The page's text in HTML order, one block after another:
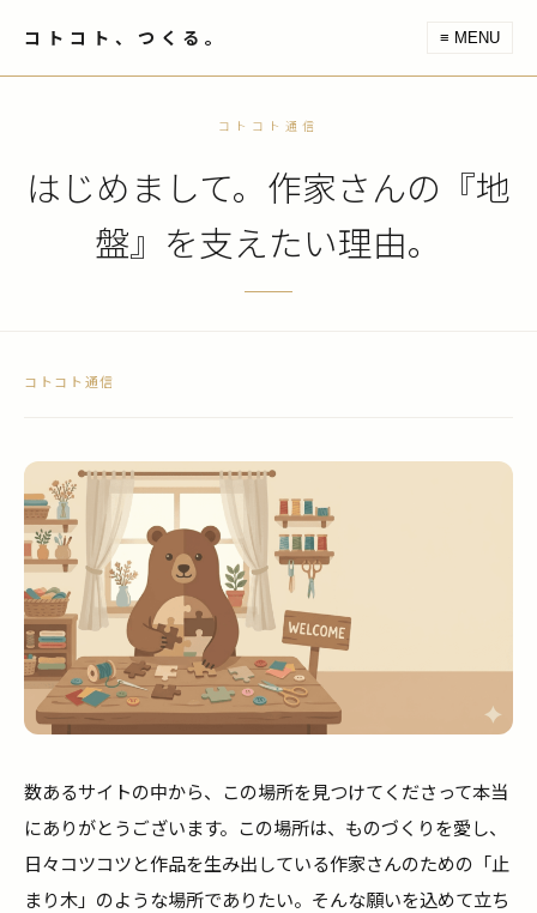
コトコト、つくる。 ≡ MENU
コトコト通信
はじめまして。作家さんの『地
盤』を支えたい理由。
コトコト通信
数あるサイトの中から、この場所を見つけてくださって本当
にありがとうございます。この場所は、ものづくりを愛し、
日々コツコツと作品を生み出している作家さんのための「止
まり木」のような場所でありたい。そんな願いを込めて立ち